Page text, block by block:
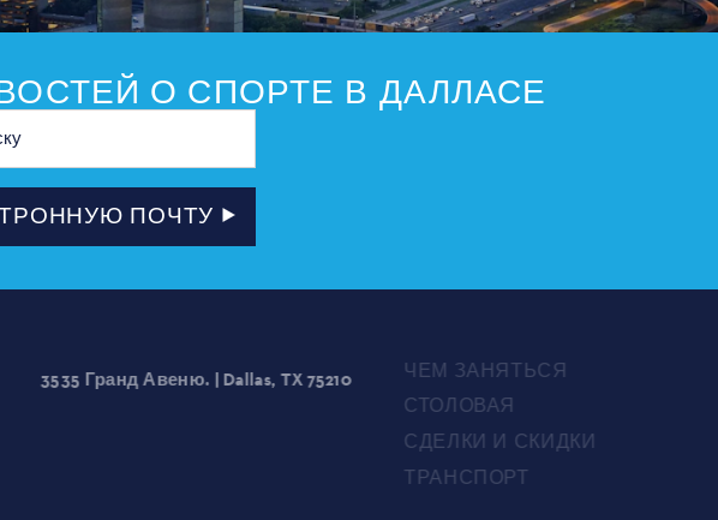
О СПОРТЕ В ДАЛЛАСЕ
ПОЧТУ
3535 Гранд Авеню. | Dallas, TX 75210
ЧЕМ ЗАНЯТЬСЯ
СТОЛОВАЯ
СДЕЛКИ И СКИДКИ
ТРАНСПОРТ